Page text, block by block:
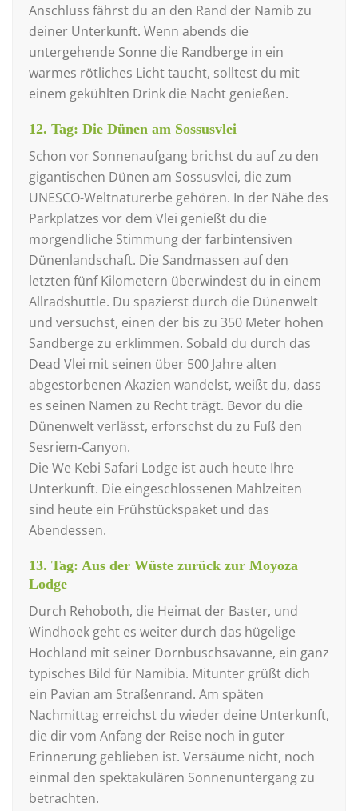
Anschluss fährst du an den Rand der Namib zu
deiner Unterkunft. Wenn abends die
untergehende Sonne die Randberge in ein
warmes rötliches Licht taucht, solltest du mit
einem gekühlten Drink die Nacht genießen.
12. Tag: Die Dünen am Sossusvlei
Schon vor Sonnenaufgang brichst du auf zu den
gigantischen Dünen am Sossusvlei, die zum
UNESCO-Weltnaturerbe gehören. In der Nähe des
Parkplatzes vor dem Vlei genießt du die
morgendliche Stimmung der farbintensiven
Dünenlandschaft. Die Sandmassen auf den
letzten fünf Kilometern überwindest du in einem
Allradshuttle. Du spazierst durch die Dünenwelt
und versuchst, einen der bis zu 350 Meter hohen
Sandberge zu erklimmen. Sobald du durch das
Dead Vlei mit seinen über 500 Jahre alten
abgestorbenen Akazien wandelst, weißt du, dass
es seinen Namen zu Recht trägt. Bevor du die
Dünenwelt verlässt, erforschst du zu Fuß den
Sesriem-Canyon.
Die We Kebi Safari Lodge ist auch heute Ihre
Unterkunft. Die eingeschlossenen Mahlzeiten
sind heute ein Frühstückspaket und das
Abendessen.
13. Tag: Aus der Wüste zurück zur Moyoza
Lodge
Durch Rehoboth, die Heimat der Baster, und
Windhoek geht es weiter durch das hügelige
Hochland mit seiner Dornbuschsavanne, ein ganz
typisches Bild für Namibia. Mitunter grüßt dich
ein Pavian am Straßenrand. Am späten
Nachmittag erreichst du wieder deine Unterkunft,
die dir vom Anfang der Reise noch in guter
Erinnerung geblieben ist. Versäume nicht, noch
einmal den spektakulären Sonnenuntergang zu
betrachten.